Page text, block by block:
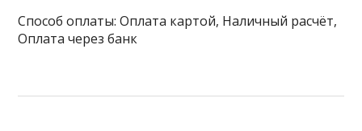
Способ оплаты: Оплата картой, Наличный расчёт,
Оплата через банк